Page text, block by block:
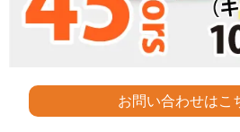
お問い合わせはこ